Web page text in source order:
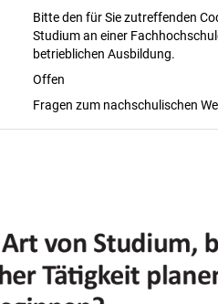
Bitte den für Sie zutreffenden
Studium an einer
betrieblichen Ausbildung.
Offen
Fragen zum nachschulischen